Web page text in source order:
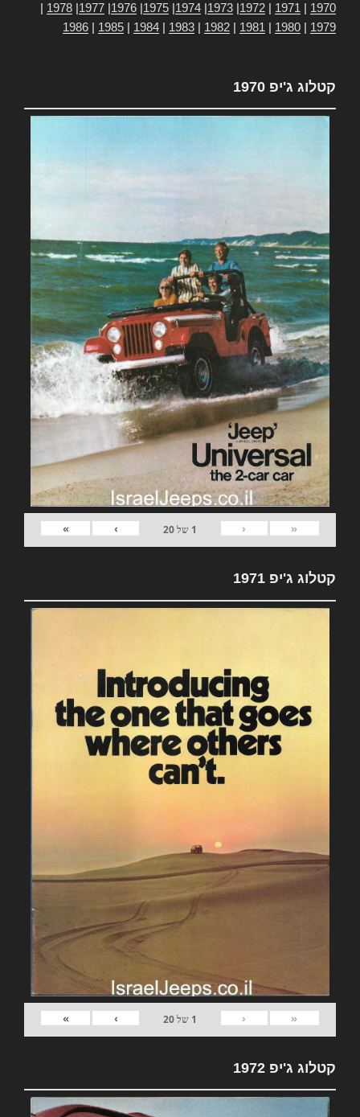
1970
1971
1972
1973
1974
1975
1976
1977
1978
1979
1980
1981
1982
1983
1984
1985
1986
קטלוג ג'יפ 1970
«
‹
1 של20
›
»
קטלוג ג'יפ 1971
«
‹
1 של20
›
»
קטלוג ג'יפ 1972